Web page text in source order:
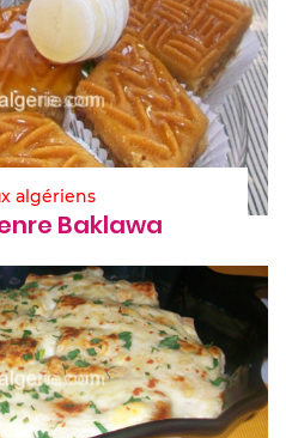
algériens
Baklawa